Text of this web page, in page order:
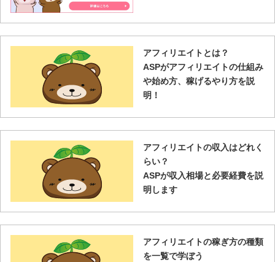
アフィリエイトとは？
ASPがアフィリエイトの仕組み
や始め方、稼げるやり方を説
明！
アフィリエイトの収入はどれく
らい？
ASPが収入相場と必要経費を説
明します
アフィリエイトの稼ぎ方の種類
を一覧で学ぼう